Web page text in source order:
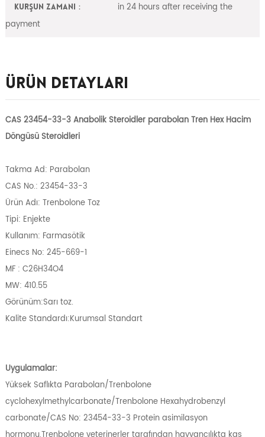
Kurşun zamanı：
in 24 hours after receiving the
payment
Ürün Detayları
CAS 23454-33-3 Anabolik Steroidler parabolan Tren Hex Hacim
Döngüsü Steroidleri
Takma Ad: Parabolan
CAS No.: 23454-33-3
Ürün Adı: Trenbolone Toz
Tipi: Enjekte
Kullanım: Farmasötik
Einecs No: 245-669-1
MF : C26H34O4
MW: 410.55
Görünüm:Sarı toz.
Kalite Standardı:Kurumsal Standart
Uygulamalar:
Yüksek Saflıkta Parabolan/Trenbolone
cyclohexylmethylcarbonate/Trenbolone Hexahydrobenzyl
carbonate/CAS No: 23454-33-3 Protein asimilasyon